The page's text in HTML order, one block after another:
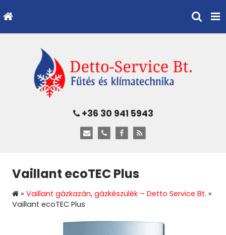
+36 30 941 5943
Vaillant ecoTEC Plus
» Vaillant gázkazán, gázkészülék – Detto Service Bt. »
Vaillant ecoTEC Plus